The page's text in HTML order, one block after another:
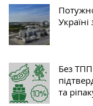
Без
та